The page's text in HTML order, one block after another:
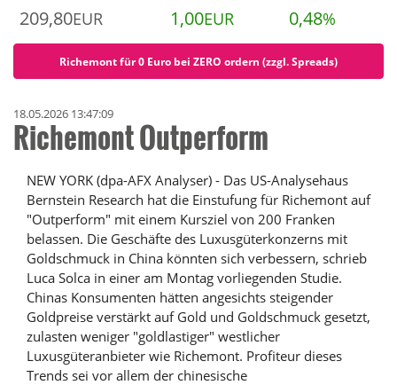
209,80EUR 1,00EUR 0,48%
Richemont für 0 Euro bei ZERO ordern (zzgl. Spreads)
18.05.2026 13:47:09
Richemont Outperform
NEW YORK (dpa-AFX Analyser) - Das US-Analysehaus
Bernstein Research hat die Einstufung für Richemont auf
"Outperform" mit einem Kursziel von 200 Franken
belassen. Die Geschäfte des Luxusgüterkonzerns mit
Goldschmuck in China könnten sich verbessern, schrieb
Luca Solca in einer am Montag vorliegenden Studie.
Chinas Konsumenten hätten angesichts steigender
Goldpreise verstärkt auf Gold und Goldschmuck gesetzt,
zulasten weniger "goldlastiger" westlicher
Luxusgüteranbieter wie Richemont. Profiteur dieses
Trends sei vor allem der chinesische